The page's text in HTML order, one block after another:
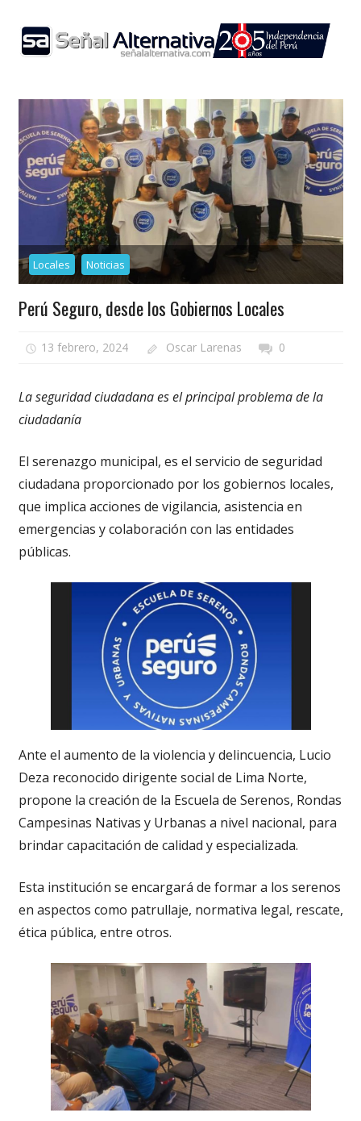
content
Locales Noticias
Perú Seguro, desde los Gobiernos Locales
13 febrero, 2024 Oscar Larenas 0
La seguridad ciudadana es el principal problema de la
ciudadanía
El serenazgo municipal, es el servicio de seguridad
ciudadana proporcionado por los gobiernos locales,
que implica acciones de vigilancia, asistencia en
emergencias y colaboración con las entidades
públicas.
Ante el aumento de la violencia y delincuencia, Lucio
Deza reconocido dirigente social de Lima Norte,
propone la creación de la Escuela de Serenos, Rondas
Campesinas Nativas y Urbanas a nivel nacional, para
brindar capacitación de calidad y especializada.
Esta institución se encargará de formar a los serenos
en aspectos como patrullaje, normativa legal, rescate,
ética pública, entre otros.